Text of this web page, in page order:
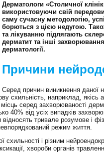
Дерматологи «Столичної
використовуючи свій
саму сучасну методологію,
борються з цією недугою.
та лікуванню підлягають
дерматит та інші
дерматології.
Причини
Серед причин виникнення даної
схильність, наприклад, якісь
серед захворюваності
40% від усіх випадків
тривале розумове і
режим життя.
схильності і різним
хвороби органів